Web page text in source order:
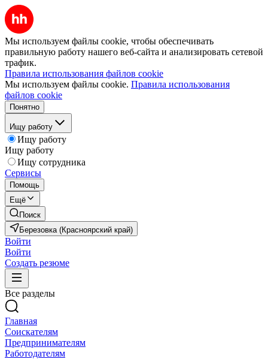
Мы используем файлы cookie, чтобы обеспечивать
правильную работу нашего веб-сайта и анализировать сетевой
трафик.
Правила использования файлов cookie
Мы используем файлы cookie. Правила использования
файлов cookie
Понятно
Ищу работу
Ищу работу
Ищу работу
Ищу сотрудника
Сервисы
Помощь
Ещё
Поиск
Березовка (Красноярский край)
Войти
Войти
Создать резюме
Все разделы
Главная
Соискателям
Предпринимателям
Работодателям